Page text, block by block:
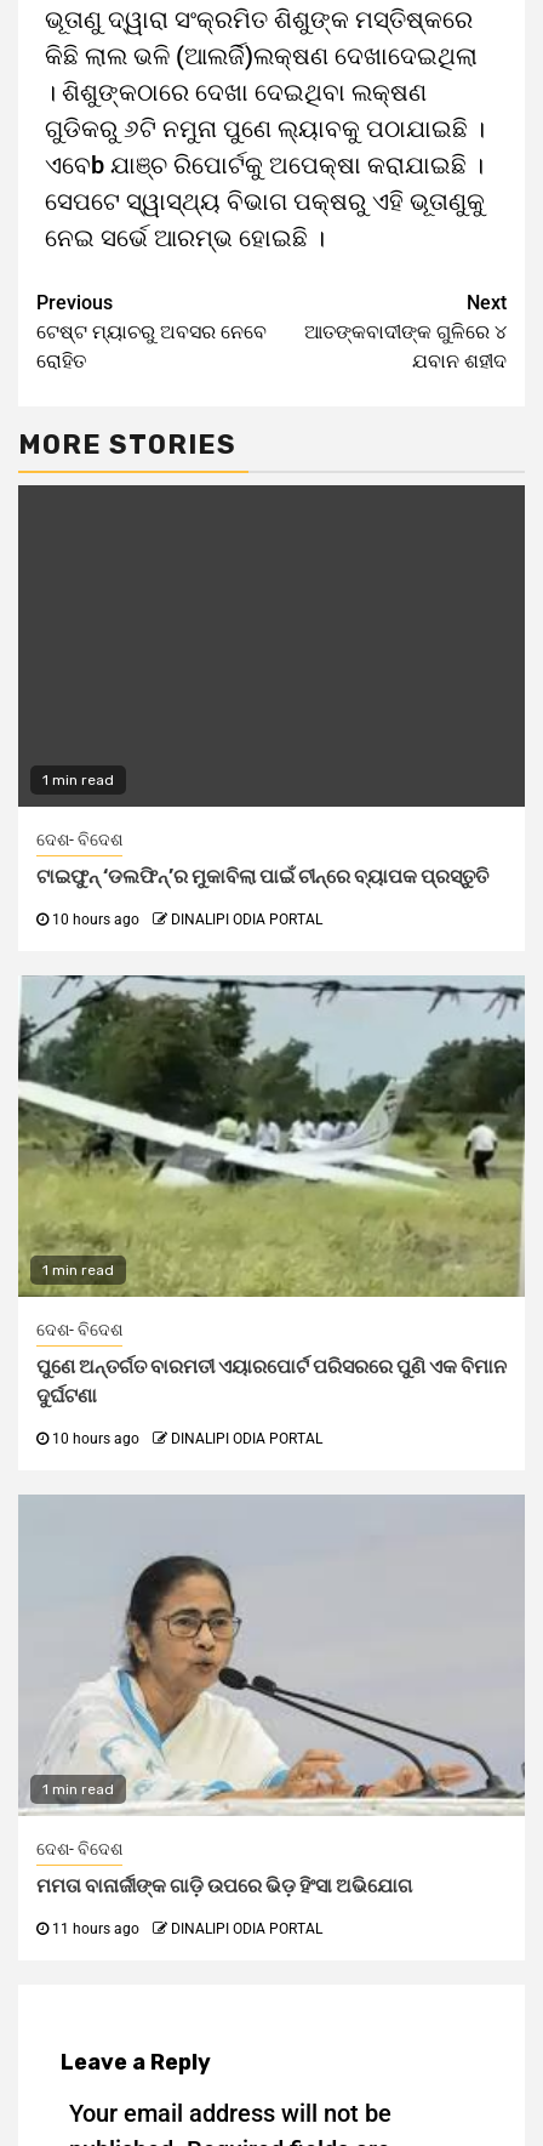
ଭୂତାଣୁ ଦ୍ୱାରା ସଂକ୍ରମିତ ଶିଶୁଙ୍କ ମସ୍ତିଷ୍କରେ
କିଛି ଲାଲ ଭଳି (ଆଲର୍ଜି)ଲକ୍ଷଣ ଦେଖାଦେଇଥିଲା
। ଶିଶୁଙ୍କଠାରେ ଦେଖା ଦେଇଥିବା ଲକ୍ଷଣ
ଗୁଡିକରୁ ୬ଟି ନମୁନା ପୁଣେ ଲ୍ୟାବକୁ ପଠାଯାଇଛି ।
ଏବେb ଯାଞ୍ଚ ରିପୋର୍ଟକୁ ଅପେକ୍ଷା କରାଯାଇଛି ।
ସେପଟେ ସ୍ୱାସ୍ଥ୍ୟ ବିଭାଗ ପକ୍ଷରୁ ଏହି ଭୂତାଣୁକୁ
ନେଇ ସର୍ଭେ ଆରମ୍ଭ ହୋଇଛି ।
Previous
ଟେଷ୍ଟ ମ୍ୟାଚରୁ ଅବସର ନେବେ
ରୋହିତ
Next
ଆତଙ୍କବାଦୀଙ୍କ ଗୁଳିରେ ୪
ଯବାନ ଶହୀଦ
MORE STORIES
1 min read
ଦେଶ- ବିଦେଶ
ଟାଇଫୁନ୍ ‘ଡଲଫିନ୍’ର ମୁକାବିଲା ପାଇଁ ଚୀନ୍‌ରେ ବ୍ୟାପକ ପ୍ରସ୍ତୁତି
10 hours ago DINALIPI ODIA PORTAL
1 min read
ଦେଶ- ବିଦେଶ
ପୁଣେ ଅନ୍ତର୍ଗତ ବାରମତୀ ଏୟାରପୋର୍ଟ ପରିସରରେ ପୁଣି ଏକ ବିମାନ
ଦୁର୍ଘଟଣା
10 hours ago DINALIPI ODIA PORTAL
1 min read
ଦେଶ- ବିଦେଶ
ମମତା ବାନାର୍ଜୀଙ୍କ ଗାଡ଼ି ଉପରେ ଭିଡ଼ ହିଂସା ଅଭିଯୋଗ
11 hours ago DINALIPI ODIA PORTAL
Leave a Reply
Your email address will not be